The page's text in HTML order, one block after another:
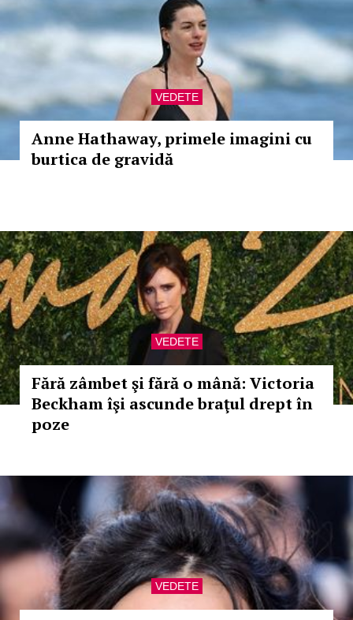
VEDETE
Anne Hathaway, primele imagini cu
burtica de gravidă
VEDETE
Fără zâmbet şi fără o mână: Victoria
Beckham îşi ascunde braţul drept în
poze
VEDETE